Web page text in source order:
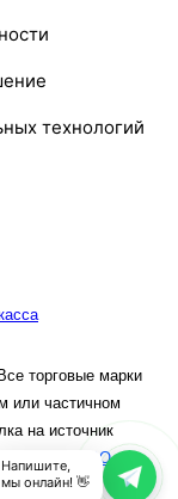
технологий
торговые марки
или частичном
на источник
сайта
ООО
Напишите,
мы онлайн! 👋